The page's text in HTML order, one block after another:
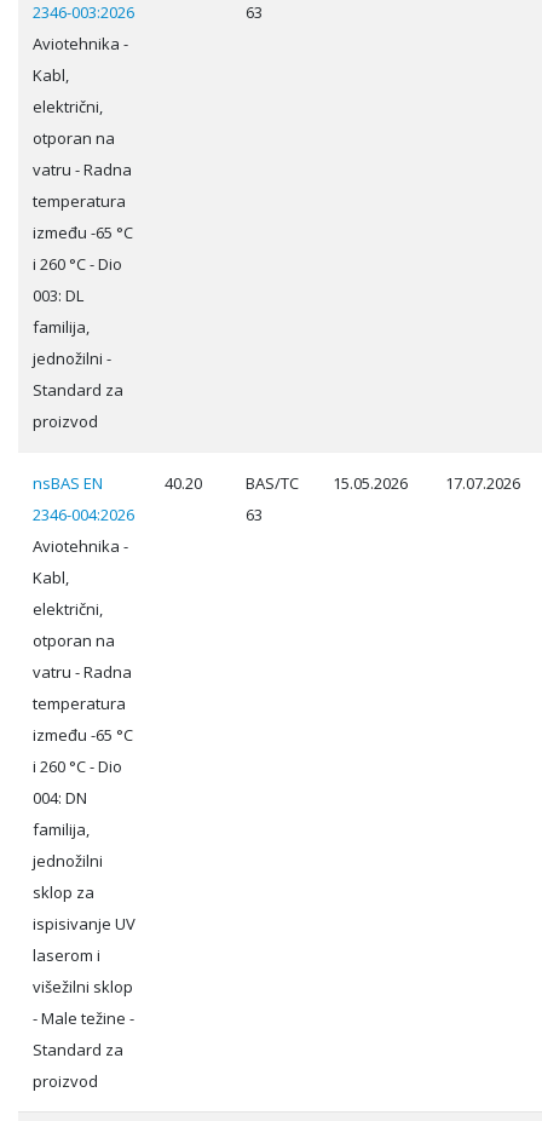
2346-003:2026
Aviotehnika -
Kabl,
električni,
otporan na
vatru - Radna
temperatura
između -65 °C
i 260 °C - Dio
003: DL
familija,
jednožilni -
Standard za
proizvod
63
nsBAS EN
2346-004:2026
Aviotehnika -
Kabl,
električni,
otporan na
vatru - Radna
temperatura
između -65 °C
i 260 °C - Dio
004: DN
familija,
jednožilni
sklop za
ispisivanje UV
laserom i
višežilni sklop
- Male težine -
Standard za
proizvod
40.20
BAS/TC
63
15.05.2026 17.07.2026